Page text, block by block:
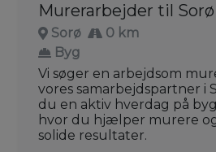
Murerarbejder til Sorø
Sorø
0 km
Byg
Vi søger en arbejdsom
vores samarbejdspartner i
du en aktiv hverdag på
hvor du hjælper murere
solide resultater.